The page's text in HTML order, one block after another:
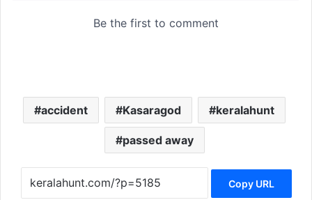
accident Kasaragod keralahunt
passed away
Copy URL